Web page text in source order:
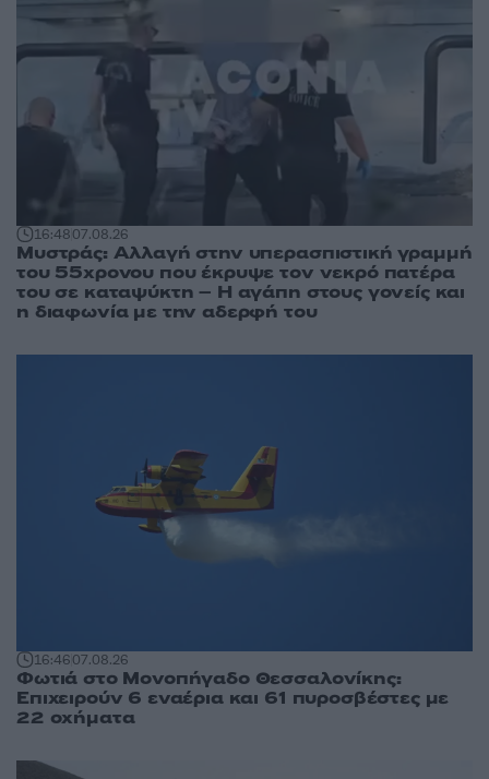
16:4807.08.26
Μυστράς: Αλλαγή στην υπερασπιστική γραμμή
του 55χρονου που έκρυψε τον νεκρό πατέρα
του σε καταψύκτη – Η αγάπη στους γονείς και
η διαφωνία με την αδερφή του
16:4607.08.26
Φωτιά στο Μονοπήγαδο Θεσσαλονίκης:
Επιχειρούν 6 εναέρια και 61 πυροσβέστες με
22 οχήματα